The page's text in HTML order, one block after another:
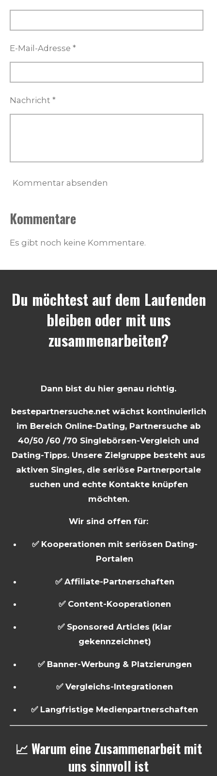
E-Mail-Adresse *
Nachricht *
Kommentar absenden
Kommentare
Es gibt noch keine Kommentare.
Du möchtest auf dem Laufenden
bleiben oder mit uns
zusammenarbeiten?
Dann bist du hier genau richtig.
bestepartnersuche.net wächst kontinuierlich
im Bereich Online-Dating, Partnersuche ab
40/50 /60 /70 Singlebörsen-Vergleich und
Dating-Tipps. Unsere Zielgruppe besteht aus
aktiven Singles, die seriöse Partnerportale
suchen und echte Kontakte knüpfen
möchten.
Wir sind offen für:
✅ Kooperationen mit seriösen Dating-
Portalen
✅ Affiliate-Partnerschaften
✅ Content-Kooperationen
✅ Sponsored Articles (klar
gekennzeichnet)
✅ Banner-Werbung & Platzierungen
✅ Vergleichs-Integrationen
✅ Langfristige Medienpartnerschaften
📈 Warum eine Zusammenarbeit mit
uns sinnvoll ist